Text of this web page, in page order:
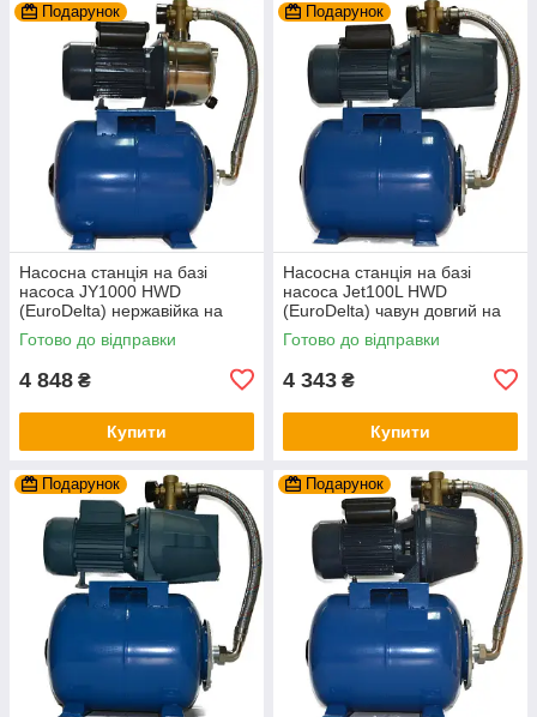
Подарунок
Насосна станція на базі
насоса JY1000 HWD
(EuroDelta) нержавійка на
баку 24л (гарантія 2 роки)
Готово до відправки
4 848 ₴
Купити
Подарунок
Насосна станція на базі
насоса Jet100L HWD
(EuroDelta) чавун довгий на
баку 24л (гарантія 2 роки)
Готово до відправки
4 343 ₴
Купити
Подарунок Подарунок